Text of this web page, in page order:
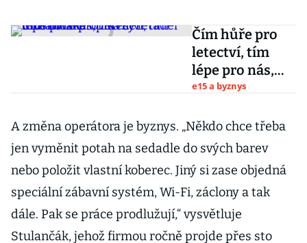
Čím hůře pro
letectví, tím
lépe pro nás,
říká šéf
opravny letadel
Stulančák
e15 a byznys
A změna operátora je byznys. „Někdo chce třeba
jen vyměnit potah na sedadle do svých barev
nebo položit vlastní koberec. Jiný si zase objedná
speciální zábavní systém, Wi-Fi, záclony a tak
dále. Pak se práce prodlužují,“ vysvětluje
Stulančák, jehož firmou ročně projde přes sto